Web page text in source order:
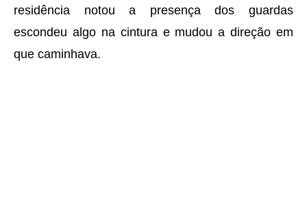
residência notou a presença dos guardas
escondeu algo na cintura e mudou a direção em
que caminhava.